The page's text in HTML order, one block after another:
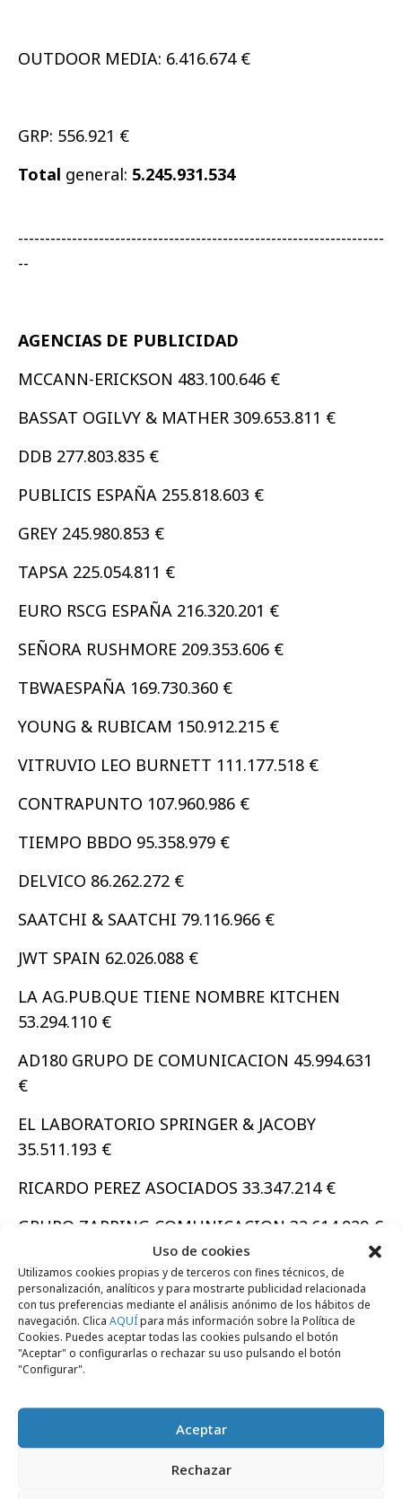
Uso de cookies
Utilizamos cookies propias y de terceros con fines técnicos, de
personalización, analíticos y para mostrarte publicidad relacionada
con tus preferencias mediante el análisis anónimo de los hábitos de
navegación. Clica AQUÍpara más información sobre la Política de
Cookies. Puedes aceptar todas las cookies pulsando el botón
"Aceptar" o configurarlas o rechazar su uso pulsando el botón
"Configurar".
Aceptar
Rechazar
OUTDOOR MEDIA: 6.416.674 €
GRP: 556.921 €
Total general: 5.245.931.534
--------------------------------------------------------------------
--
AGENCIAS DE PUBLICIDAD
MCCANN-ERICKSON 483.100.646 €
BASSAT OGILVY & MATHER 309.653.811 €
DDB 277.803.835 €
PUBLICIS ESPAÑA 255.818.603 €
GREY 245.980.853 €
TAPSA 225.054.811 €
EURO RSCG ESPAÑA 216.320.201 €
SEÑORA RUSHMORE 209.353.606 €
TBWAESPAÑA 169.730.360 €
YOUNG & RUBICAM 150.912.215 €
VITRUVIO LEO BURNETT 111.177.518 €
CONTRAPUNTO 107.960.986 €
TIEMPO BBDO 95.358.979 €
DELVICO 86.262.272 €
SAATCHI & SAATCHI 79.116.966 €
JWT SPAIN 62.026.088 €
LA AG.PUB.QUE TIENE NOMBRE KITCHEN
53.294.110 €
AD180 GRUPO DE COMUNICACION 45.994.631
€
EL LABORATORIO SPRINGER & JACOBY
35.511.193 €
RICARDO PEREZ ASOCIADOS 33.347.214 €
GRUPO ZAPPING COMUNICACION 32.614.929 €
GRUPO RUIZ NICOLI LINEAS 32.487.415 €
ROAD 26.742.142 €
SINTESIS SPC 25.878.375 €
ARNOLDFUEL 25.652.983 €
RESTO AGENCIAS 224.456.217 €